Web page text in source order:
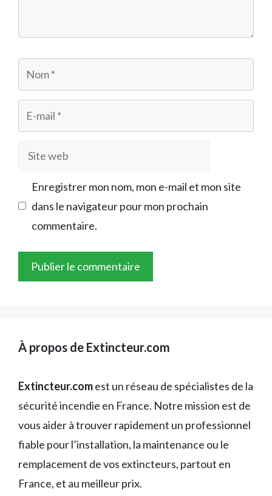
Nom
E-
mail
Site
Enregistrer mon nom, mon e-mail et mon site
dans le navigateur pour mon prochain
commentaire.
À propos de Extincteur.com
Extincteur.comest un réseau de spécialistes de la
sécurité incendie en France. Notre mission est de
vous aider à trouver rapidement un professionnel
fiable pour l’installation, la maintenance ou le
remplacement de vos extincteurs, partout en
France, et au meilleur prix.